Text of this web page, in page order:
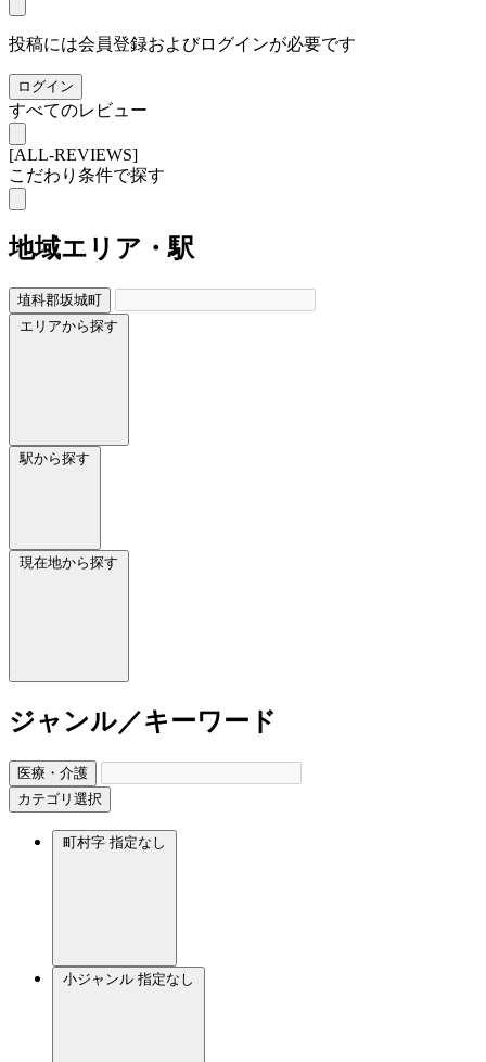
投稿には会員登録およびログインが必要です
ログイン
すべてのレビュー
[ALL-REVIEWS]
こだわり条件で探す
地域エリア・駅
埴科郡坂城町
エリアから探す
駅から探す
現在地から探す
ジャンル／キーワード
医療・介護
カテゴリ選択
町村字 指定なし
小ジャンル 指定なし